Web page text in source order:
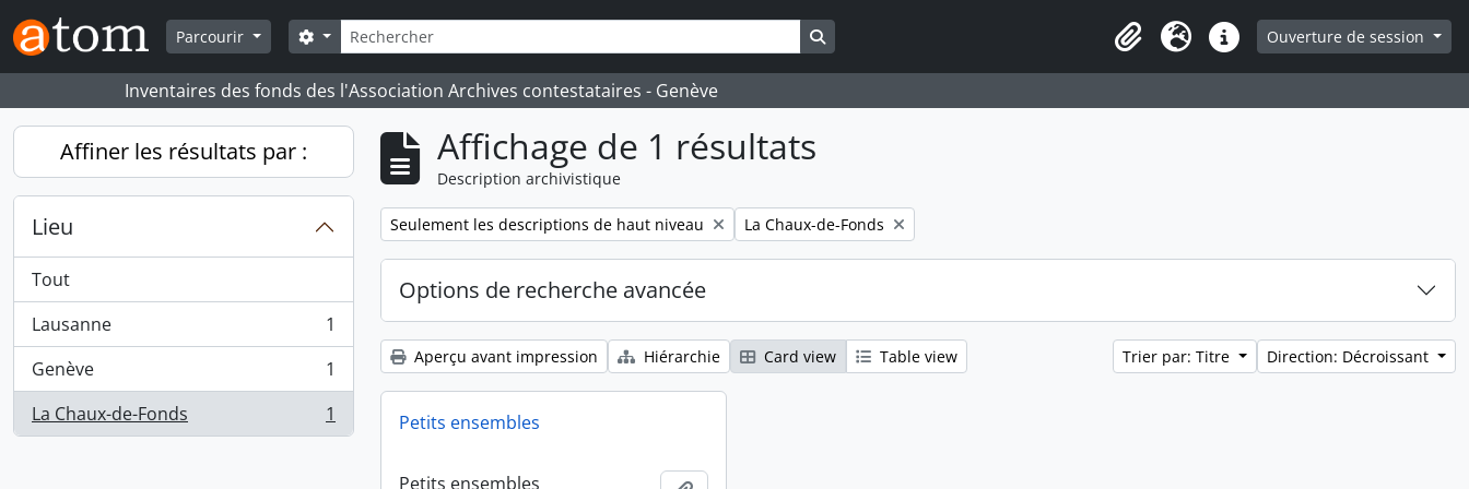
Skip to main content
Parcourir
Rechercher
Search options
Presse-papier
LangueLiens rapidesOuverture de session
Inventaires des fonds des l'Association Archives contestataires - Genève
Affiner les résultats par :
Lieu
Tout
Lausanne
, 1 résultats
1
Genève
, 1 résultats
1
La Chaux-de-Fonds
, 1 résultats 1
Affichage de 1 résultats
Description archivistique
Remove filter:
Seulement les descriptions de haut niveau Remove filter:
La Chaux-de-Fonds
Options de recherche avancée
Aperçu avant impression Hiérarchie Card view Table view Trier par: Titre Direction: Décroissant
Petits ensembles
Petits ensembles